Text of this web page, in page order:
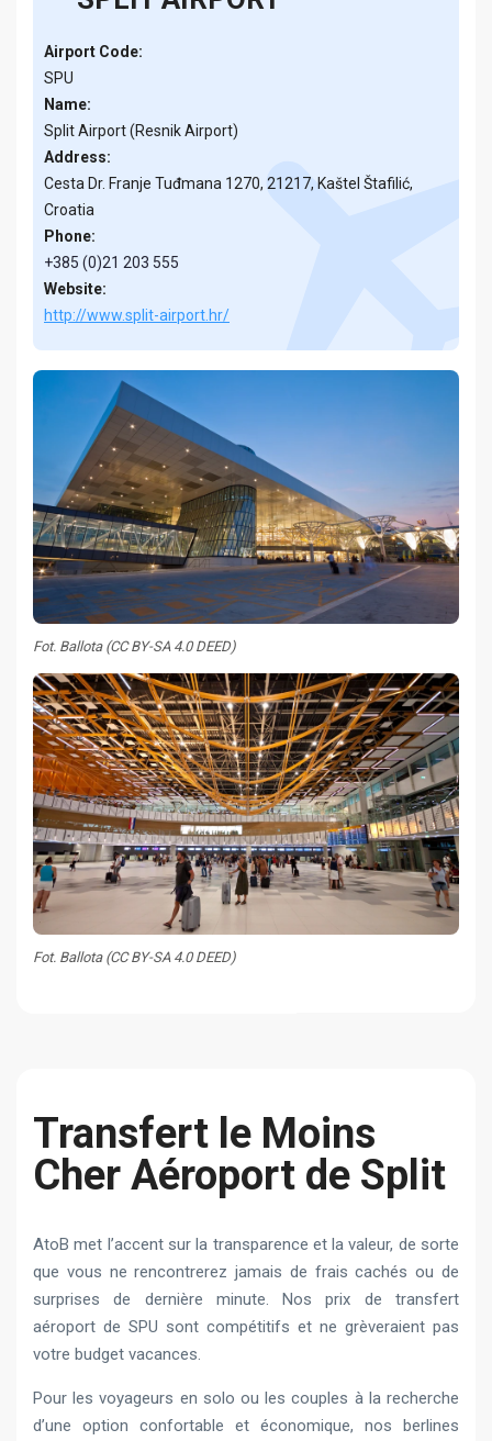
Airport Code:
SPU
Name:
Split Airport (Resnik Airport)
Address:
Cesta Dr. Franje Tuđmana 1270, 21217, Kaštel Štafilić,
Croatia
Phone:
+385 (0)21 203 555
Website:
http://www.split-airport.hr/
Fot. Ballota (CC BY-SA 4.0 DEED)
Fot. Ballota (CC BY-SA 4.0 DEED)
Transfert le Moins
Cher Aéroport de Split
AtoB met l’accent sur la transparence et la valeur, de sorte
que vous ne rencontrerez jamais de frais cachés ou de
surprises de dernière minute. Nos prix de transfert
aéroport de SPU sont compétitifs et ne grèveraient pas
votre budget vacances.
Pour les voyageurs en solo ou les couples à la recherche
d’une option confortable et économique, nos berlines